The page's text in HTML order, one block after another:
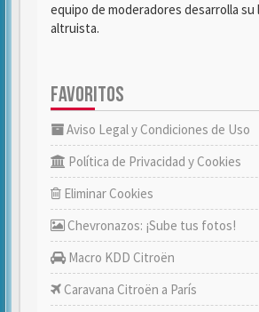
equipo de moderadores desarrolla su
altruista.
FAVORITOS
Aviso Legal y Condiciones de Uso
Política de Privacidad y Cookies
Eliminar Cookies
Chevronazos: ¡Sube tus fotos!
Macro KDD Citroën
Caravana Citroën a París